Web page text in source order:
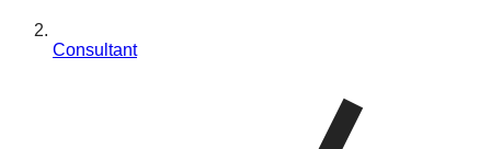
Consultant